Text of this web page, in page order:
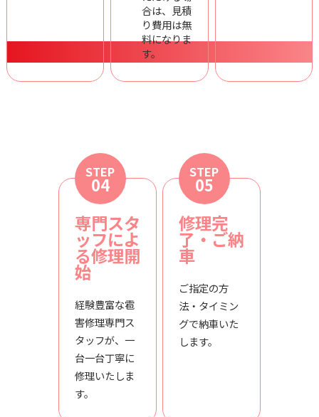
合は、見積
り費用は無
料になりま
す。
STEP
04
専門スタ
ッフによ
る修理開
始
経験豊富な雹
害修理専門ス
タッフが、一
台一台丁寧に
修理いたしま
す。
STEP
05
修理完
了・ご納
車
ご指定の方
法・タイミン
グで納車いた
します。